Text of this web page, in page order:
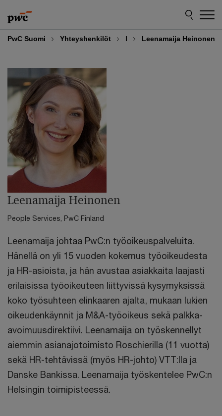
to
content
to
footer
PwC Suomi Yhteyshenkilöt l Leenamaija Heinonen
Leenamaija Heinonen
People Services, PwC Finland
Leenamaija johtaa PwC:n työoikeuspalveluita.
Hänellä on yli 15 vuoden kokemus työoikeudesta
ja HR-asioista, ja hän avustaa asiakkaita laajasti
erilaisissa työoikeuteen liittyvissä kysymyksissä
koko työsuhteen elinkaaren ajalta, mukaan lukien
oikeudenkäynnit ja M&A-työoikeus sekä palkka-
avoimuusdirektiivi. Leenamaija on työskennellyt
aiemmin asianajotoimisto Roschierilla (11 vuotta)
sekä HR-tehtävissä (myös HR-johto) VTT:lla ja
Danske Bankissa. Leenamaija työskentelee PwC:n
Helsingin toimipisteessä.